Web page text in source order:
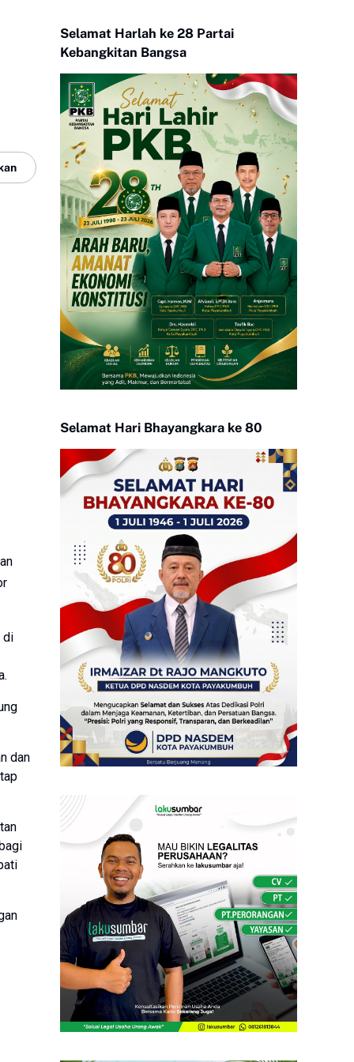
di
dan
Selamat Harlah ke 28 Partai
Kebangkitan Bangsa
Selamat Hari Bhayangkara ke 80